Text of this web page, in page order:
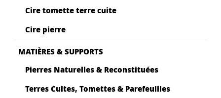
Cire tomette terre cuite
Cire pierre
MATIÈRES & SUPPORTS
Pierres Naturelles & Reconstituées
Terres Cuites, Tomettes & Parefeuilles